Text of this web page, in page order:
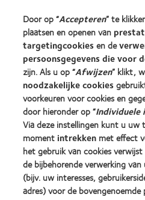
Vind uw opticien
Contactlenzen en
Nieuwe drager
Ervaren drager
Over CooperVision
Vacatures bij CooperVision
Nieuwscentrum
Contact
Door op “Accepteren” te
plaatsen en openen van
targetingcookiesen de
persoonsgegevens die voor
zijn. Als u op “Afwijzen” klikt,
noodzakelijke cookies
voorkeuren voor cookies en
door hieronder op “Individuele
Via deze instellingen kunt u
moment intrekken met effect
het gebruik van cookies
de bijbehorende verwerking
(bijv. uw interesses,
adres) voor de